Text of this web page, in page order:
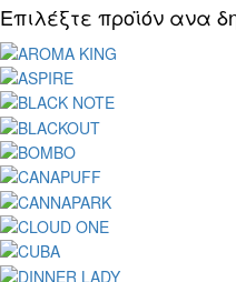
Επιλέξτε προϊόν ανα